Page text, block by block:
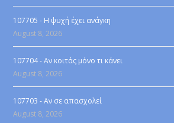
107705 - Η ψυχή έχει ανάγκη
August 8, 2026
107704 - Αν κοιτάς μόνο τι κάνει
August 8, 2026
107703 - Αν σε απασχολεί
August 8, 2026